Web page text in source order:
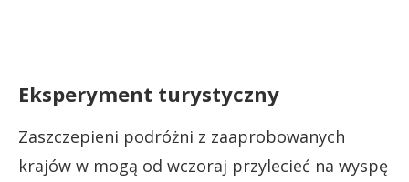
Eksperyment turystyczny
Zaszczepieni podróżni z zaaprobowanych
krajów w mogą od wczoraj przylecieć na wyspę